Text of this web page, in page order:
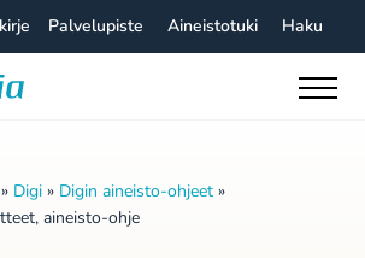
Palvelupiste Aineistotuki Haku
» Digi » Digin aineisto-ohjeet »
aineisto-ohje